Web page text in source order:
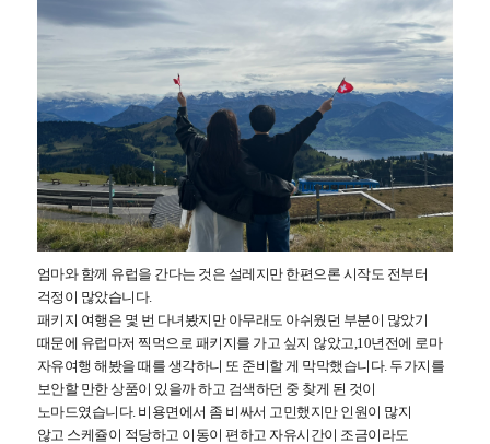
엄마와 함께 유럽을 간다는 것은 설레지만 한편으론 시작도 전부터
걱정이 많았습니다.
패키지 여행은 몇 번 다녀봤지만 아무래도 아쉬웠던 부분이 많았기
때문에 유럽마저 찍먹으로 패키지를 가고 싶지 않았고,10년전에 로마
자유여행 해봤을 때를 생각하니 또 준비할 게 막막했습니다. 두가지를
보안할 만한 상품이 있을까 하고 검색하던 중 찾게 된 것이
노마드였습니다. 비용면에서 좀 비싸서 고민했지만 인원이 많지
않고 스케쥴이 적당하고 이동이 편하고 자유시간이 조금이라도